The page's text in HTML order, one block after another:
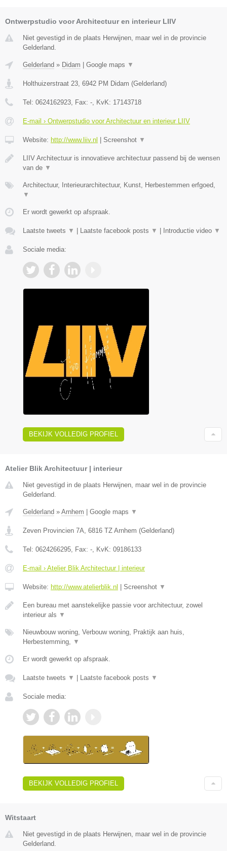
Ontwerpstudio voor Architectuur en interieur LIIV
Niet gevestigd in de plaats Herwijnen, maar wel in de provincie
Gelderland.
Gelderland » Didam Google maps ▼
Holthuizerstraat 23, 6942 PM Didam (Gelderland)
Tel: 0624162923, Fax: -, KvK: 17143718
E-mail › Ontwerpstudio voor Architectuur en interieur LIIV
Website: http://www.liiv.nl Screenshot ▼
LIIV Architectuur is innovatieve architectuur passend bij de wensen
van de ▼
Architectuur, Interieurarchitectuur, Kunst, Herbestemmen erfgoed,
▼
Er wordt gewerkt op afspraak.
Laatste tweets ▼ Laatste facebook posts ▼ Introductie video ▼
Sociale media:
BEKIJK VOLLEDIG PROFIEL
Atelier Blik Architectuur | interieur
Niet gevestigd in de plaats Herwijnen, maar wel in de provincie
Gelderland.
Gelderland » Arnhem Google maps ▼
Zeven Provincien 7A, 6816 TZ Arnhem (Gelderland)
Tel: 0624266295, Fax: -, KvK: 09186133
E-mail › Atelier Blik Architectuur | interieur
Website: http://www.atelierblik.nl Screenshot ▼
Een bureau met aanstekelijke passie voor architectuur, zowel
interieur als ▼
Nieuwbouw woning, Verbouw woning, Praktijk aan huis,
Herbestemming, ▼
Er wordt gewerkt op afspraak.
Laatste tweets ▼ Laatste facebook posts ▼
Sociale media:
BEKIJK VOLLEDIG PROFIEL
Witstaart
Niet gevestigd in de plaats Herwijnen, maar wel in de provincie
Gelderland.